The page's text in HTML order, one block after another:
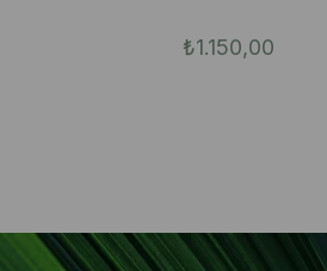
₺1.150,00